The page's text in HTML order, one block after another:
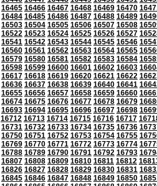
16465 16466 16467 16468 16469 16470
16484 16485 16486 16487 16488 16489
16503 16504 16505 16506 16507 16508
16522 16523 16524 16525 16526 16527
16541 16542 16543 16544 16545 16546
16560 16561 16562 16563 16564 16565
16579 16580 16581 16582 16583 16584
16598 16599 16600 16601 16602 16603
16617 16618 16619 16620 16621 16622
16636 16637 16638 16639 16640 16641
16655 16656 16657 16658 16659 16660
16674 16675 16676 16677 16678 16679
16693 16694 16695 16696 16697 16698
16712 16713 16714 16715 16716 16717
16731 16732 16733 16734 16735 16736
16750 16751 16752 16753 16754 16755
16769 16770 16771 16772 16773 16774
16788 16789 16790 16791 16792 16793
16807 16808 16809 16810 16811 16812
16826 16827 16828 16829 16830 16831
16845 16846 16847 16848 16849 16850